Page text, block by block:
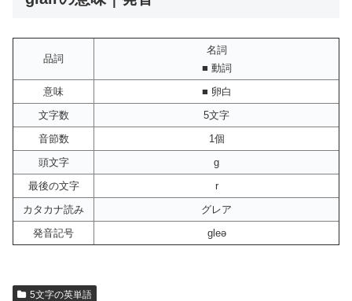
品詞
名詞
■ 動詞
意味
■ 卵白
文字数
5文字
音節数
1個
頭文字
g
最後の文字
r
カタカナ読み
グレア
発音記号
gleə
5文字の英単語